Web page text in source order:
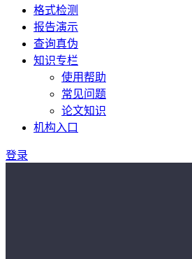
格式检测
报告演示
查询真伪
知识专栏
使用帮助
常见问题
论文知识
机构入口
登录